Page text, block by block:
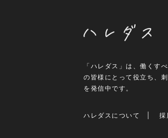
「ハレダス」は、働くす
の皆様にとって役立ち、
を発信中です。
ハレダスについて 採